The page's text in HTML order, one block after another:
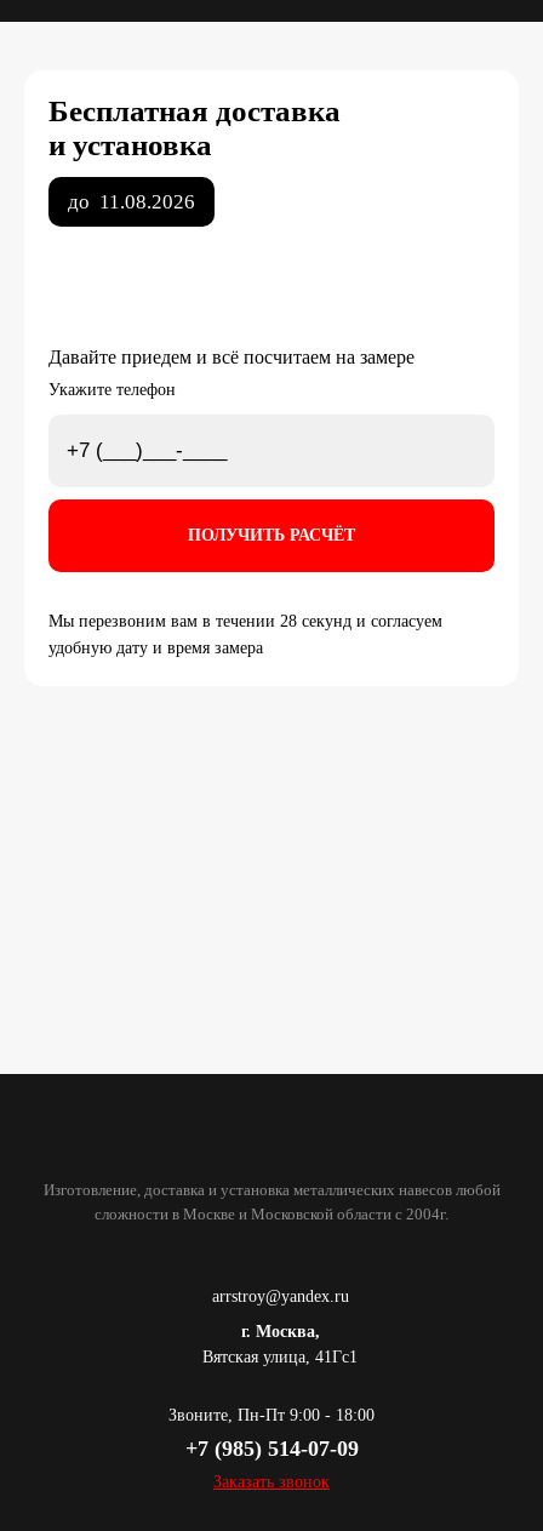
Бесплатная доставка
и установка
до 11.08.2026
Давайте приедем и всё посчитаем на замере
Укажите телефон
Мы перезвоним вам в течении 28 секунд и согласуем
удобную дату и время замера
Изготовление, доставка и установка металлических навесов любой
сложности в Москве и Московской области с 2004г.
arrstroy@yandex.ru
г. Москва,
Вятская улица, 41Гс1
Звоните, Пн-Пт 9:00 - 18:00
+7 (985) 514-07-09
Заказать звонок